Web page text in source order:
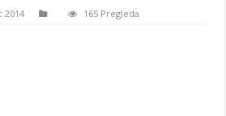
2014 165 Pregleda